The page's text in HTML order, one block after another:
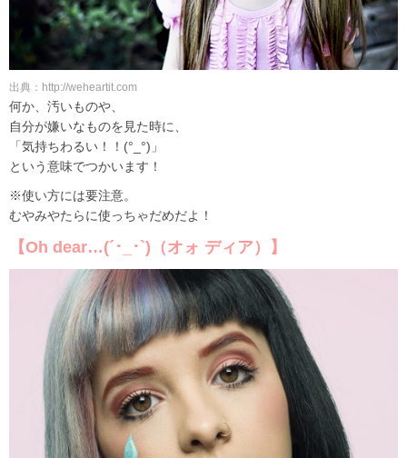
出典：http://weheartit.com
何か、汚いものや、
自分が嫌いなものを見た時に、
「気持ちわるい！！(°_°)」
という意味でつかいます！
※使い方には要注意。
むやみやたらに使っちゃだめだよ！
【Oh dear…(´･_･`)（オォ ディア）】